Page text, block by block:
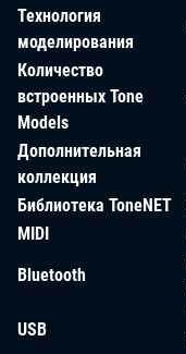
Технология
моделирования
Количество
встроенных Tone
Models
Дополнительная
коллекция
Библиотека ToneNET
MIDI
Bluetooth
USB